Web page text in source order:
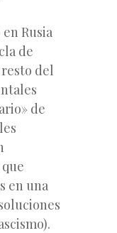
Rusia
de
del
de
en una